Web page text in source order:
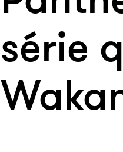
série